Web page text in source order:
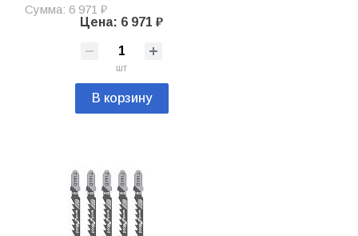
Сумма: 6 971 ₽
Цена: 6 971 ₽
шт
В корзину